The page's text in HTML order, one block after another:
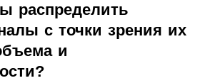
распределить
с точки зрения их
и